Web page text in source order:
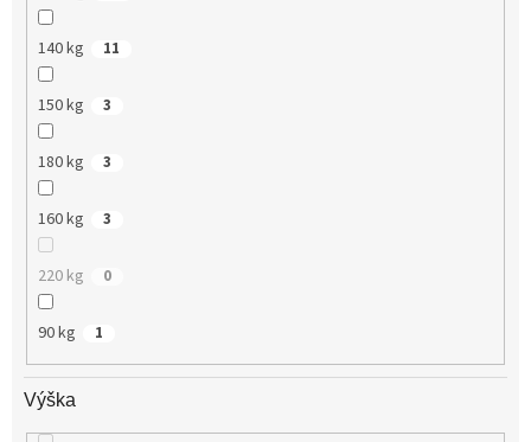
140 kg 11
150 kg 3
180 kg 3
160 kg 3
220 kg 0
90 kg 1
Výška